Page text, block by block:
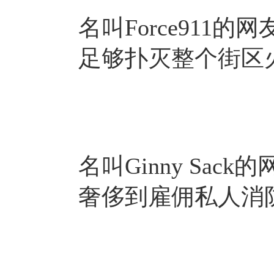
名叫Force911的
足够扑灭整个街区
名叫Ginny Sack的
奢侈到雇佣私人消